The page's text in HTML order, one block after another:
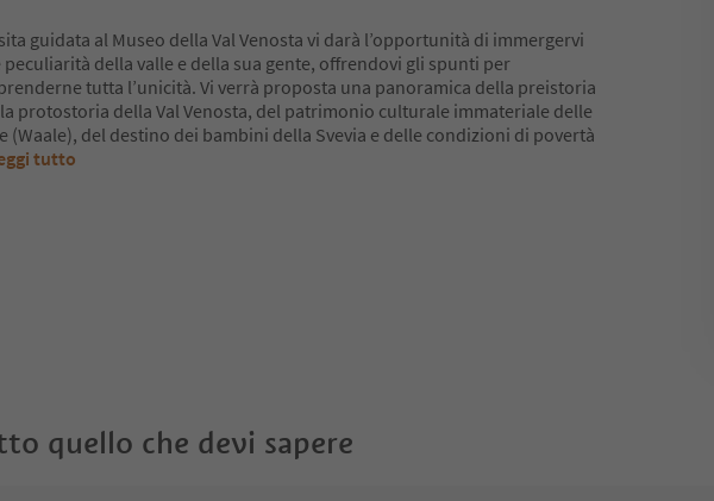
guidata al Museo della Val Venosta vi darà l’opportunità di immergervi
peculiarità della valle e della sua gente, offrendovi gli spunti per
tutta l’unicità. Vi verrà proposta una panoramica della preistoria
protostoria della Val Venosta, del patrimonio culturale immateriale delle
(Waale), del destino dei bambini della Svevia e delle condizioni di povertà
tutto
quello che devi sapere